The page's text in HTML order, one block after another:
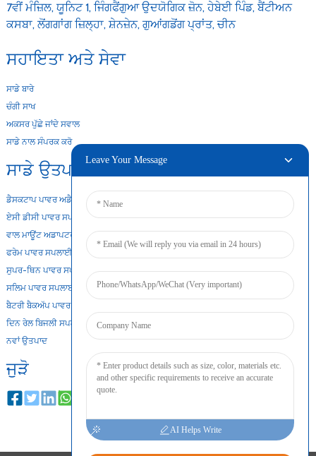
7ਵੀਂ ਮੰਜ਼ਿਲ, ਯੂਨਿਟ 1, ਜਿੰਗਫੈਂਗੁਆ ਉਦਯੋਗਿਕ ਜ਼ੋਨ, ਹੇਬੇਈ ਪਿੰਡ, ਬੈਂਟੀਅਨ
ਕਸਬਾ, ਲੋਂਗਗਾਂਗ ਜ਼ਿਲ੍ਹਾ, ਸ਼ੇਨਜ਼ੇਨ, ਗੁਆਂਗਡੋਂਗ ਪ੍ਰਾਂਤ, ਚੀਨ
ਸਹਾਇਤਾ ਅਤੇ ਸੇਵਾ
ਸਾਡੇ ਬਾਰੇ
ਚੰਗੀ ਸਾਖ
ਅਕਸਰ ਪੁੱਛੇ ਜਾਂਦੇ ਸਵਾਲ
ਸਾਡੇ ਨਾਲ ਸੰਪਰਕ ਕਰੋ
ਸਾਡੇ ਉਤਪਾਦ
ਡੈਸਕਟਾਪ ਪਾਵਰ ਅਡੈਪਟਰ
ਏਸੀ ਡੀਸੀ ਪਾਵਰ ਸਪਲਾਈ
ਵਾਲ ਮਾਊਂਟ ਅਡਾਪਟਰ
ਫਰੇਮ ਪਾਵਰ ਸਪਲਾਈ ਖੋਲ੍ਹੋ
ਸੁਪਰ-ਥਿਨ ਪਾਵਰ ਸਪਲਾਈ
ਸਲਿਮ ਪਾਵਰ ਸਪਲਾਈ
ਬੈਟਰੀ ਬੈਕਅੱਪ ਪਾਵਰ ਸਪਲਾਈ
ਦਿਨ ਰੇਲ ਬਿਜਲੀ ਸਪਲਾਈ
ਨਵਾਂ ਉਤਪਾਦ
ਜੁੜੋ
Leave Your Message
AI Helps Write